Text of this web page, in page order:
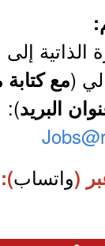
إلى
(مع
البريد):
(واتساب):